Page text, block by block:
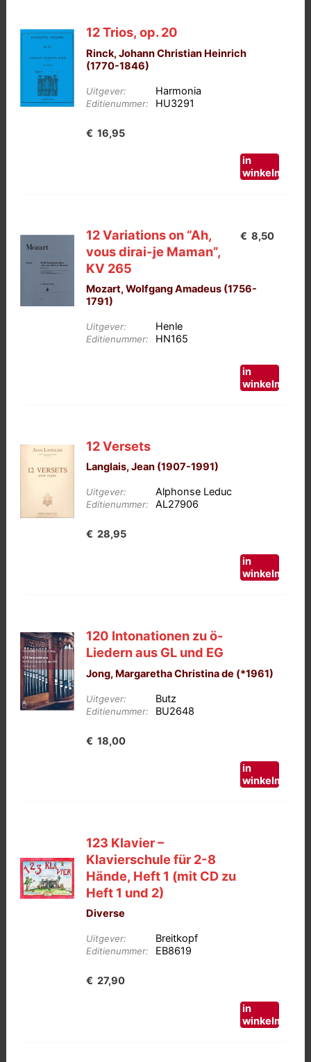
12 Trios, op. 20
Rinck, Johann Christian Heinrich
(1770-1846)
Uitgever: Harmonia
Editienummer: HU3291
€ 16,95
in
winkelmand
12 Variations on “Ah,
vous dirai-je Maman”,
KV 265
Mozart, Wolfgang Amadeus (1756-
1791)
Uitgever: Henle
Editienummer: HN165
€ 8,50
in
winkelmand
12 Versets
Langlais, Jean (1907-1991)
Uitgever: Alphonse Leduc
Editienummer: AL27906
€ 28,95
in
winkelmand
120 Intonationen zu ö-
Liedern aus GL und EG
Jong, Margaretha Christina de (*1961)
Uitgever: Butz
Editienummer: BU2648
€ 18,00
in
winkelmand
123 Klavier –
Klavierschule für 2-8
Hände, Heft 1 (mit CD zu
Heft 1 und 2)
Diverse
Uitgever: Breitkopf
Editienummer: EB8619
€ 27,90
in
winkelmand